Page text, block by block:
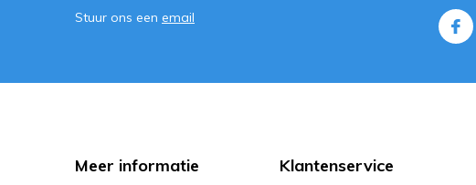
Stuur ons een email
Meer informatie Klantenservice